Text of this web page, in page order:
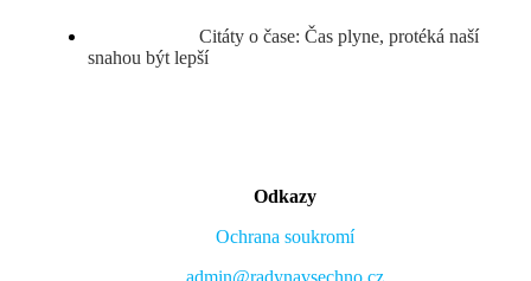
Citáty o čase: Čas plyne, protéká naší
snahou být lepší
Odkazy
Ochrana soukromí